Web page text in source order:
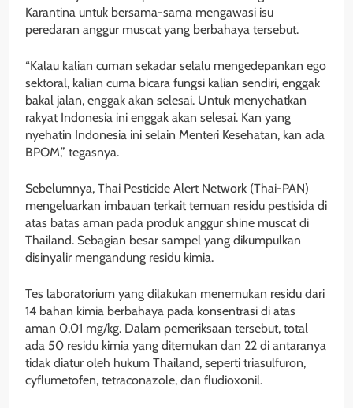
Karantina untuk bersama-sama mengawasi isu
peredaran anggur muscat yang berbahaya tersebut.
“Kalau kalian cuman sekadar selalu mengedepankan ego
sektoral, kalian cuma bicara fungsi kalian sendiri, enggak
bakal jalan, enggak akan selesai. Untuk menyehatkan
rakyat Indonesia ini enggak akan selesai. Kan yang
nyehatin Indonesia ini selain Menteri Kesehatan, kan ada
BPOM,” tegasnya.
Sebelumnya, Thai Pesticide Alert Network (Thai-PAN)
mengeluarkan imbauan terkait temuan residu pestisida di
atas batas aman pada produk anggur shine muscat di
Thailand. Sebagian besar sampel yang dikumpulkan
disinyalir mengandung residu kimia.
Tes laboratorium yang dilakukan menemukan residu dari
14 bahan kimia berbahaya pada konsentrasi di atas
aman 0,01 mg/kg. Dalam pemeriksaan tersebut, total
ada 50 residu kimia yang ditemukan dan 22 di antaranya
tidak diatur oleh hukum Thailand, seperti triasulfuron,
cyflumetofen, tetraconazole, dan fludioxonil.